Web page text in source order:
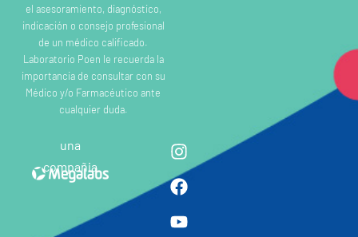
el asesoramiento, diagnóstico,
indicación o consejo profesional
de un médico calificado.
Laboratorio Poen le recuerda la
importancia de consultar con su
Médico y/o Farmacéutico ante
cualquier duda.
una
compañia